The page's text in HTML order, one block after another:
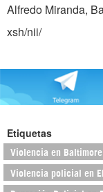
Alfredo Miranda,
xsh/nii/
Etiquetas
Violencia en Baltimore
Violencia policial en